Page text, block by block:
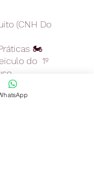
(CNH Do
🏍️
do 1º
à parte :